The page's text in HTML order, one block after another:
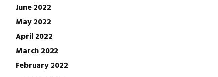
June 2022
May 2022
April 2022
March 2022
February 2022